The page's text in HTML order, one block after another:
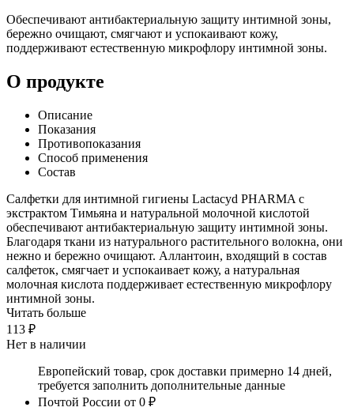
Обеспечивают антибактериальную защиту интимной зоны,
бережно очищают, смягчают и успокаивают кожу,
поддерживают естественную микрофлору интимной зоны.
О продукте
Описание
Показания
Противопоказания
Способ применения
Состав
Салфетки для интимной гигиены Lactacyd PHARMA с
экстрактом Тимьяна и натуральной молочной кислотой
обеспечивают антибактериальную защиту интимной зоны.
Благодаря ткани из натурального растительного волокна, они
нежно и бережно очищают. Аллантоин, входящий в состав
салфеток, смягчает и успокаивает кожу, а натуральная
молочная кислота поддерживает естественную микрофлору
интимной зоны.
Читать больше
113 ₽
Нет в наличии
Европейский товар, срок доставки примерно 14 дней,
требуется заполнить дополнительные данные
Почтой России от 0 ₽